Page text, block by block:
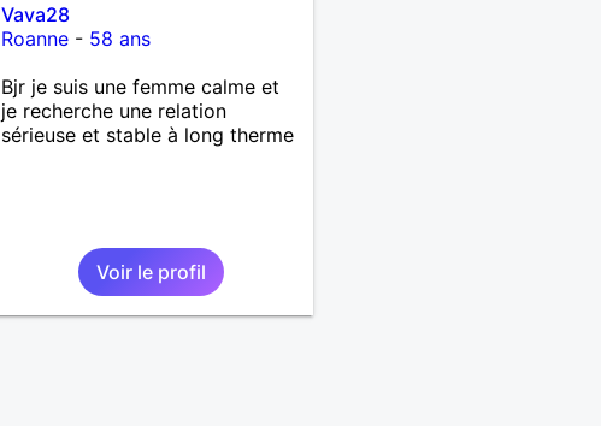
Vava28
Roanne - 58 ans
Bjr je suis une femme calme et
je recherche une relation
sérieuse et stable à long therme
Voir le profil